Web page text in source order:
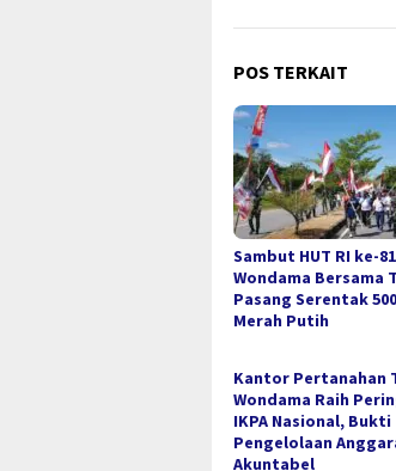
POS TERKAIT
Sambut HUT RI ke-
Wondama Bersama
Pasang Serentak
Merah Putih
Kantor Pertanahan
Wondama Raih
IKPA Nasional, Bukti
Pengelolaan
Akuntabel